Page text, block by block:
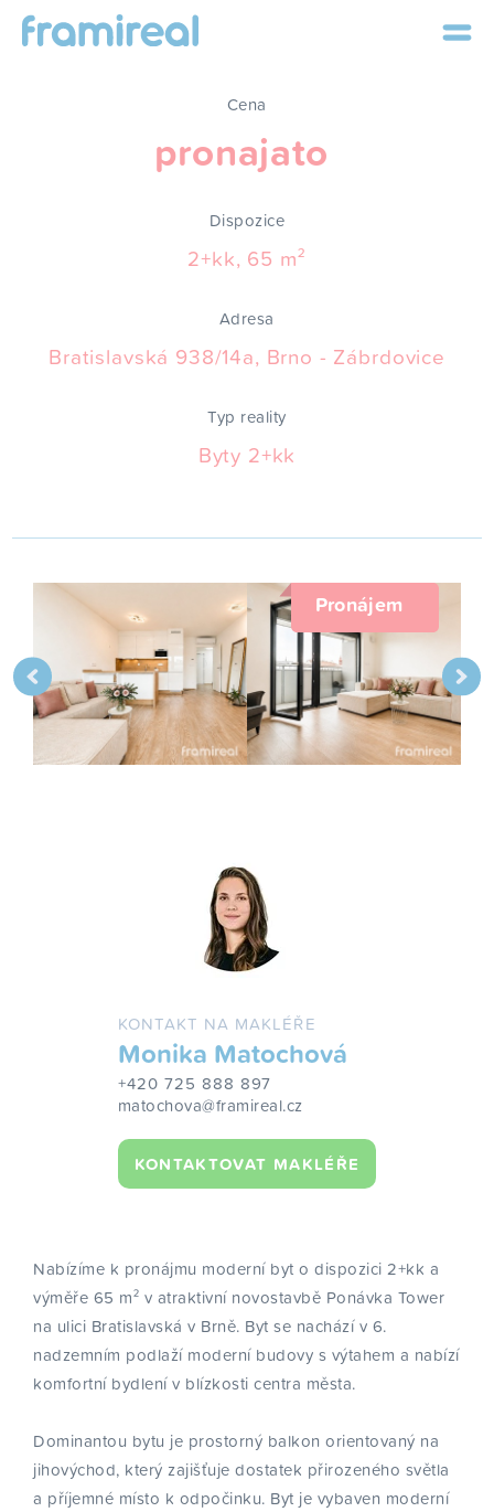
Cena
pronajato
Dispozice
2+kk, 65 m²
Adresa
Bratislavská 938/14a, Brno - Zábrdovice
Typ reality
Byty 2+kk
Pronájem
KONTAKT NA MAKLÉŘE
Monika Matochová
+420 725 888 897
matochova@framireal.cz
KONTAKTOVAT MAKLÉŘE
Nabízíme k pronájmu moderní byt o dispozici 2+kk a
výměře 65 m² v atraktivní novostavbě Ponávka Tower
na ulici Bratislavská v Brně. Byt se nachází v 6.
nadzemním podlaží moderní budovy s výtahem a nabízí
komfortní bydlení v blízkosti centra města.
Dominantou bytu je prostorný balkon orientovaný na
jihovýchod, který zajišťuje dostatek přirozeného světla
a příjemné místo k odpočinku. Byt je vybaven moderní